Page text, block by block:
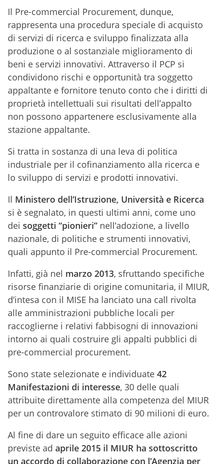
Il Pre-commercial Procurement, dunque,
rappresenta una procedura speciale di acquisto
di servizi di ricerca e sviluppo finalizzata alla
produzione o al sostanziale miglioramento di
beni e servizi innovativi. Attraverso il PCP si
condividono rischi e opportunità tra soggetto
appaltante e fornitore tenuto conto che i diritti di
proprietà intellettuali sui risultati dell’appalto
non possono appartenere esclusivamente alla
stazione appaltante.
Si tratta in sostanza di una leva di politica
industriale per il cofinanziamento alla ricerca e
lo sviluppo di servizi e prodotti innovativi.
Il Ministero dell’Istruzione, Università e Ricerca
si è segnalato, in questi ultimi anni, come uno
dei soggetti “pionieri” nell’adozione, a livello
nazionale, di politiche e strumenti innovativi,
quali appunto il Pre-commercial Procurement.
Infatti, già nel marzo 2013, sfruttando specifiche
risorse finanziarie di origine comunitaria, il MIUR,
d’intesa con il MISE ha lanciato una call rivolta
alle amministrazioni pubbliche locali per
raccoglierne i relativi fabbisogni di innovazioni
intorno ai quali costruire gli appalti pubblici di
pre-commercial procurement.
Sono state selezionate e individuate 42
Manifestazioni di interesse, 30 delle quali
attribuite direttamente alla competenza del MIUR
per un controvalore stimato di 90 milioni di euro.
Al fine di dare un seguito efficace alle azioni
previste ad aprile 2015 il MIUR ha sottoscritto
un accordo di collaborazione con l’Agenzia per